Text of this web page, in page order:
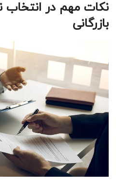
نکات مهم در
بازرگانی